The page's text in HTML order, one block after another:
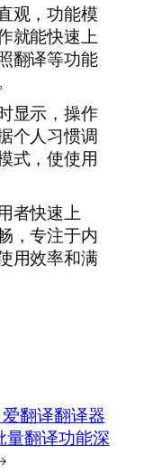
观，功能模
就能快速上
翻译等功能
显示，操作
个人习惯调
式，使使用
者快速上
，专注于内
用效率和满
爱翻译翻译器
翻译功能深